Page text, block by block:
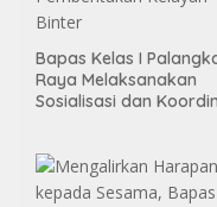
Bapas Kelas I
Raya Melaksanakan
Sosialisasi dan